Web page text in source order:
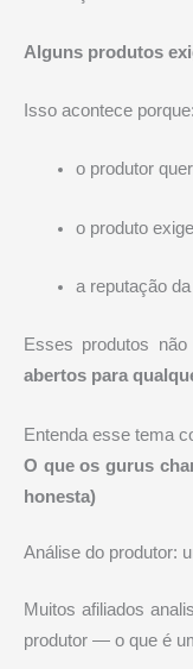
Alguns produtos
Isso acontece porque:
o produtor
o produto
a reputação
Esses produtos
abertos para
Entenda esse tema
O que os gurus
honesta)
Análise do produtor:
Muitos afiliados
produtor — o que é